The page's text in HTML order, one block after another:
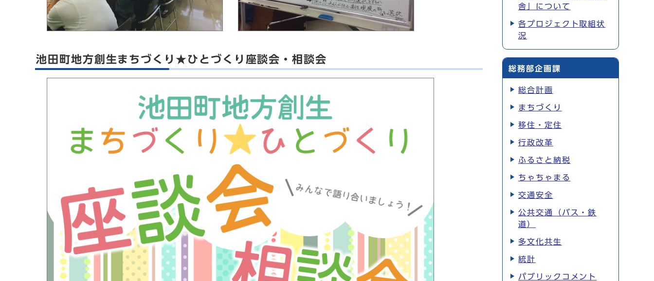
池田町地方創生まちづくり★ひとづくり座談会・相談会
舎」について
各プロジェクト取組状
況
総務部企画課
総合計画
まちづくり
移住・定住
行政改革
ふるさと納税
ちゃちゃまる
交通安全
公共交通（バス・鉄
道）
多文化共生
統計
パブリックコメント